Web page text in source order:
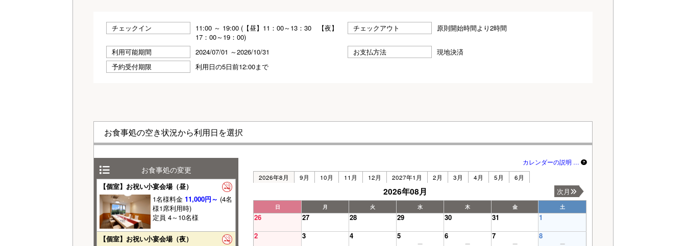
チェックイン
11:00 ～ 19:00 (【昼】11：00～13：30 【夜】
17：00～19：00)
チェックアウト 原則開始時間より2時間
利用可能期間 2024/07/01 ～2026/10/31 お支払方法
現地決済
予約受付期限
利用日の5日前12:00まで
お食事処の空き状況から利用日を選択
お食事処の変更
【個室】お祝い小宴会場（昼）
1名様料金11,000円～ (4名
様1席利用時)
定員 4～10名様
【個室】お祝い小宴会場（夜）
カレンダーの説明 …
2026年8月
9月 10月 11月 12月 2027年1月 2月 3月 4月 5月 6月
2026年08月 次月
日 月 火 水 木 金 土
26 27 28 29 30 31
1
2
3 4 5 6 7
8